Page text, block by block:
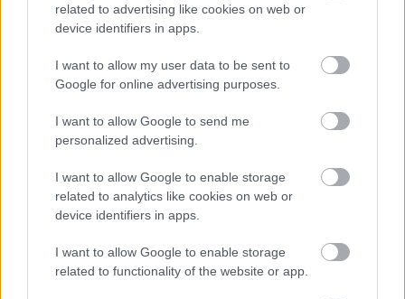
related to advertising like cookies on web or
device identifiers in apps.
I want to allow my user data to be sent to
Google for online advertising purposes.
I want to allow Google to send me
personalized advertising.
I want to allow Google to enable storage
related to analytics like cookies on web or
device identifiers in apps.
I want to allow Google to enable storage
related to functionality of the website or app.
ΓΝΩΜΕΣ
ΠΕΝΥ ΡΟΝΤΟΓΙΑΝΝΗ
11/03/2026
Από την Περούτζια του 2000
ευρωπαϊκό ραντεβού του
Παναθηναϊκού με την
ιστορία
ΗΛΙΑΣ ΠΑΠΑΪΩΑΝΝΟΥ